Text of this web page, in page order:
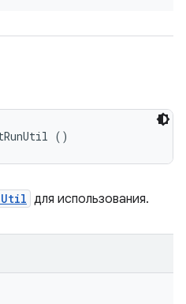
()
для использования.